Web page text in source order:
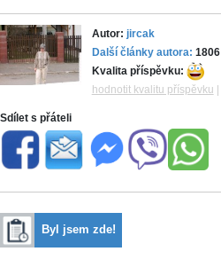
Autor: jircak
Další články autora: 1806
Kvalita příspěvku:
hodnotit kvalitu příspěvku
Sdílet s přáteli
Byl jsem zde!